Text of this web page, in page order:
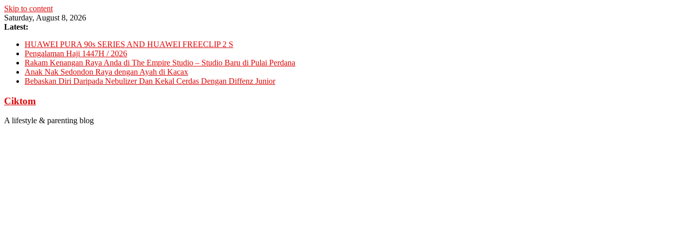
Skip to content
Saturday, August 8, 2026
Latest:
HUAWEI PURA 90s SERIES AND HUAWEI FREECLIP 2 S
Pengalaman Haji 1447H / 2026
Rakam Kenangan Raya Anda di The Empire Studio – Studio Baru di Pulai Perdana
Anak Nak Sedondon Raya dengan Ayah di Kacax
Bebaskan Diri Daripada Nebulizer Dan Kekal Cerdas Dengan Diffenz Junior
Ciktom
A lifestyle & parenting blog